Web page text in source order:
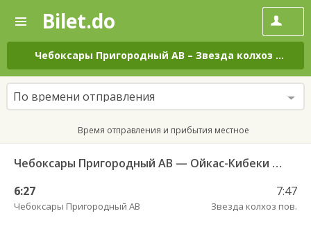
—
Поиск
и
покупка
билетов
на
автобус
онлайн
Bilet.do
Чебоксары Пригородный АВ – Звезда колхоз пов.
По времени отправления
Время отправления и прибытия местное
Чебоксары Пригородный АВ — Ойкас-Кибеки д. 560
6:27
Чебоксары Пригородный АВ
7:47
Звезда колхоз пов.